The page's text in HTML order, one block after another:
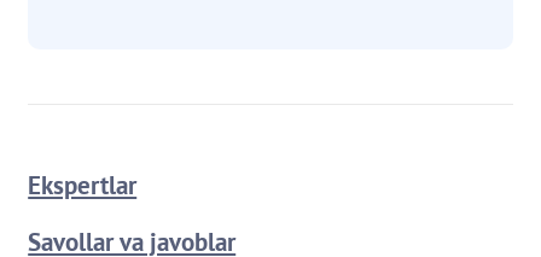
Ekspertlar
Savollar va javoblar